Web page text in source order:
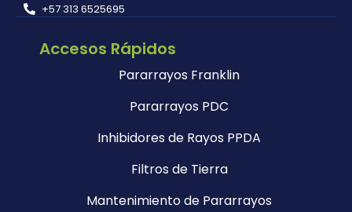
+57 313 6525695
Accesos Rápidos
Pararrayos Franklin
Pararrayos PDC
Inhibidores de Rayos PPDA
Filtros de Tierra
Mantenimiento de Pararrayos